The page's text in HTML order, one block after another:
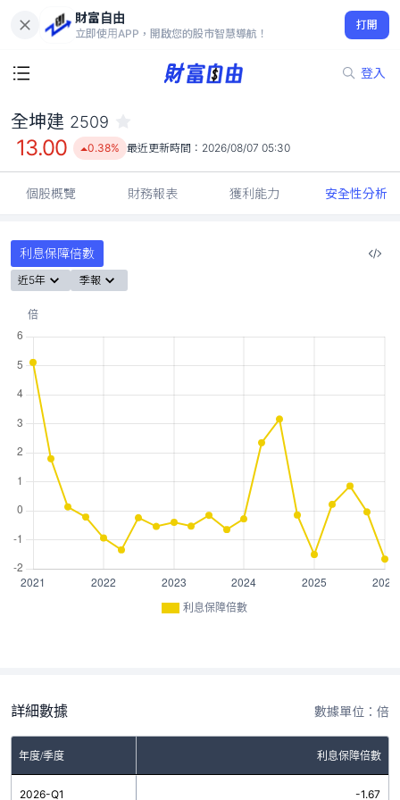
財富自由
立即使用APP，開啟您的股市智慧導航！
打開
登入
13.00
0.38%
全坤建 2509
13.00 0.38% 最近更新時間： 2026/08/07 05:30
個股概覽 財務報表 獲利能力 安全性分析
利息保障倍數
近5年 季報
利息保障倍數
詳細數據 數據單位：倍
年度/季度 利息保障倍數
2026-Q1 -1.67